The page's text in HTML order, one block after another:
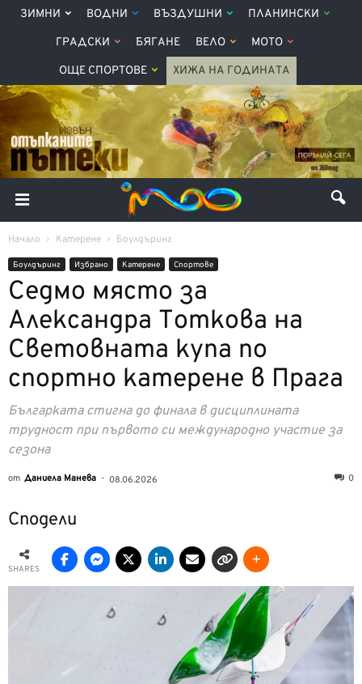
ЗИМНИ ВОДНИ ВЪЗДУШНИ ПЛАНИНСКИ
ГРАДСКИ БЯГАНЕ ВЕЛО МОТО
ОЩЕ СПОРТОВЕ ХИЖА НА ГОДИНАТА
Начало Катерене Боулдъринг
Боулдъринг Избрано Катерене Спортове
Седмо място за
Александра Тоткова на
Световната купа по
спортно катерене в Прага
Българката стигна до финала в дисциплината
трудност при първото си международно участие за
сезона
от Даниела Манева - 08.06.2026 0
Сподели
SHARES